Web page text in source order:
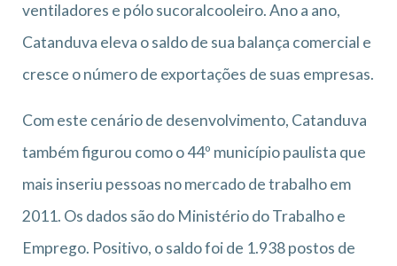
ventiladores e pólo sucoralcooleiro. Ano a ano,
Catanduva eleva o saldo de sua balança comercial e
cresce o número de exportações de suas empresas.
Com este cenário de desenvolvimento, Catanduva
também figurou como o 44º município paulista que
mais inseriu pessoas no mercado de trabalho em
2011. Os dados são do Ministério do Trabalho e
Emprego. Positivo, o saldo foi de 1.938 postos de